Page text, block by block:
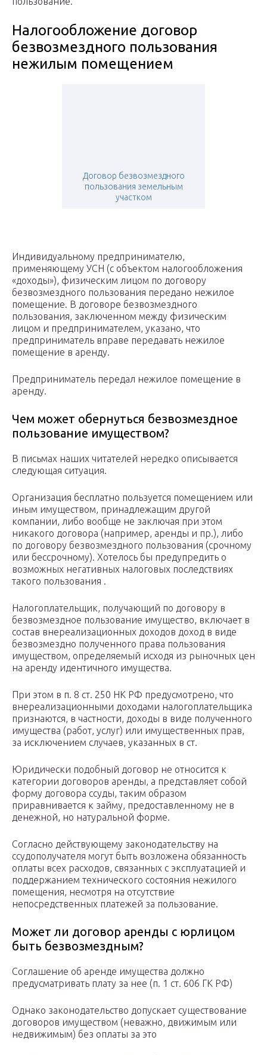
Налогообложение договор
безвозмездного пользования
нежилым помещением
Договор безвозмездного
пользования земельным
участком
Индивидуальному предпринимателю,
применяющему УСН (с объектом налогообложения
«доходы»), физическим лицом по договору
безвозмездного пользования передано нежилое
помещение. В договоре безвозмездного
пользования, заключенном между физическим
лицом и предпринимателем, указано, что
предприниматель вправе передавать нежилое
помещение в аренду.
Предприниматель передал нежилое помещение в
аренду.
Чем может обернуться безвозмездное
пользование имуществом?
В письмах наших читателей нередко описывается
следующая ситуация.
Организация бесплатно пользуется помещением или
иным имуществом, принадлежащим другой
компании, либо вообще не заключая при этом
никакого договора (например, аренды и пр.), либо
по договору безвозмездного пользования (срочному
или бессрочному). Хотелось бы предупредить о
возможных негативных налоговых последствиях
такого пользования .
Налогоплательщик, получающий по договору в
безвозмездное пользование имущество, включает в
состав внереализационных доходов доход в виде
безвозмездно полученного права пользования
имуществом, определяемый исходя из рыночных цен
на аренду идентичного имущества.
При этом в п. 8 ст. 250 НК РФ предусмотрено, что
внереализационными доходами налогоплательщика
признаются, в частности, доходы в виде полученного
имущества (работ, услуг) или имущественных прав,
за исключением случаев, указанных в ст.
Юридически подобный договор не относится к
категории договоров аренды, а представляет собой
форму договора ссуды, таким образом
приравнивается к займу, предоставленному не в
денежной, но натуральной форме.
Согласно действующему законодательству на
ссудополучателя могут быть возложена обязанность
оплаты всех расходов, связанных с эксплуатацией и
поддержанием технического состояния нежилого
помещения, несмотря на отсутствие
непосредственных платежей за пользование.
Может ли договор аренды с юрлицом
быть безвозмездным?
Соглашение об аренде имущества должно
предусматривать плату за нее (п. 1 ст. 606 ГК РФ)
Однако законодательство допускает существование
договоров имуществом (неважно, движимым или
недвижимым) без оплаты за это